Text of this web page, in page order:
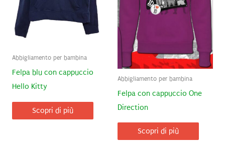
Abbigliamento per bambina
Felpa blu con cappuccio
Hello Kitty
Scopri di più
Abbigliamento per bambina
Felpa con cappuccio One
Direction
Scopri di più